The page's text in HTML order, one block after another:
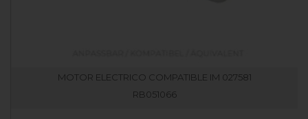
MOTOR ELECTRICO COMPATIBLE IM 027581
RB051066